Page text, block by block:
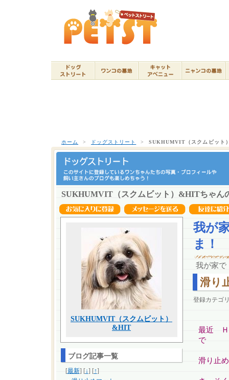
ホーム > ドッグストリート > SUKHUMVIT（スクムビット
SUKHUMVIT（スクムビット）&HITちゃん
SUKHUMVIT（スクムビット）
&HIT
ブログ記事一覧
[最新] [↓] [↑]
我が
ま！
我が家
滑り
登録カテゴ
最近 Ｈ
で
滑り止